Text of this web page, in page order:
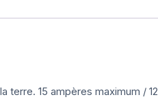
terre. 15 ampères maximum /